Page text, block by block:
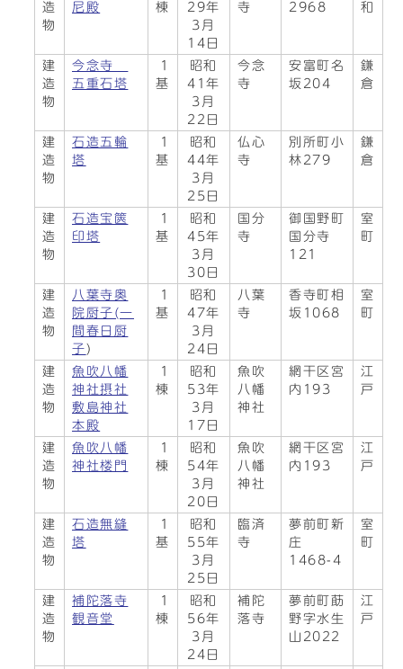
造
物
尼殿
棟
29年
3月
14日
寺
2968
和
建
造
物
今念寺
五重石塔
1
基
昭和
41年
3月
22日
今念
寺
安富町名
坂204
鎌
倉
建
造
物
石造五輪
塔
1
基
昭和
44年
3月
25日
仏心
寺
別所町小
林279
鎌
倉
建
造
物
石造宝篋
印塔
1
基
昭和
45年
3月
30日
国分
寺
御国野町
国分寺
121
室
町
建
造
物
八葉寺奥
院厨子(一
間春日厨
子 )
1
基
昭和
47年
3月
24日
八葉
寺
香寺町相
坂1068
室
町
建
造
物
魚吹八幡
神社摂社
敷島神社
本殿
1
棟
昭和
53年
3月
17日
魚吹
八幡
神社
網干区宮
内193
江
戸
建
造
物
魚吹八幡
神社楼門
1
棟
昭和
54年
3月
20日
魚吹
八幡
神社
網干区宮
内193
江
戸
建
造
物
石造無縫
塔
1
基
昭和
55年
3月
25日
臨済
寺
夢前町新
庄
1468-4
室
町
建
造
物
補陀落寺
観音堂
1
棟
昭和
56年
3月
24日
補陀
落寺
夢前町莇
野字水生
山2022
江
戸